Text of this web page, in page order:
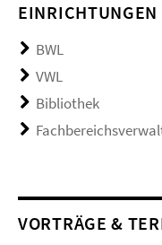
EINRICHTUNGEN
BWL
VWL
Bibliothek
VORTRÄGE &